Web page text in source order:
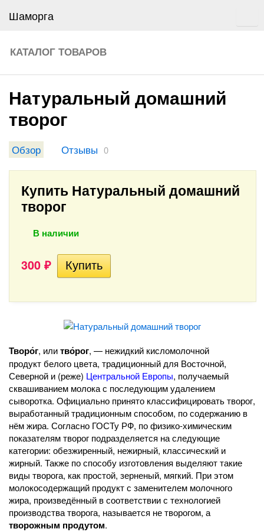
Шаморга
КАТАЛОГ ТОВАРОВ
Натуральный домашний
творог
Обзор Отзывы 0
Купить Натуральный домашний
творог
В наличии
300 ₽
Творо́г, илитво́рог, — нежидкий кисломолочной
продукт белого цвета, традиционный для Восточной,
Северной и (реже) Центральной Европы, получаемый
сквашиванием молока с последующим удалением
сыворотка. Официально принято классифицировать творог,
выработанный традиционным способом, по содержанию в
нём жира. Согласно ГОСТу РФ, по физико-химическим
показателям творог подразделяется на следующие
категории: обезжиренный, нежирный, классический и
жирный. Также по способу изготовления выделяют такие
виды творога, как простой, зерненый, мягкий. При этом
молокосодержащий продукт с заменителем молочного
жира, произведённый в соответствии с технологией
производства творога, называется не творогом, а
творожным продутом.